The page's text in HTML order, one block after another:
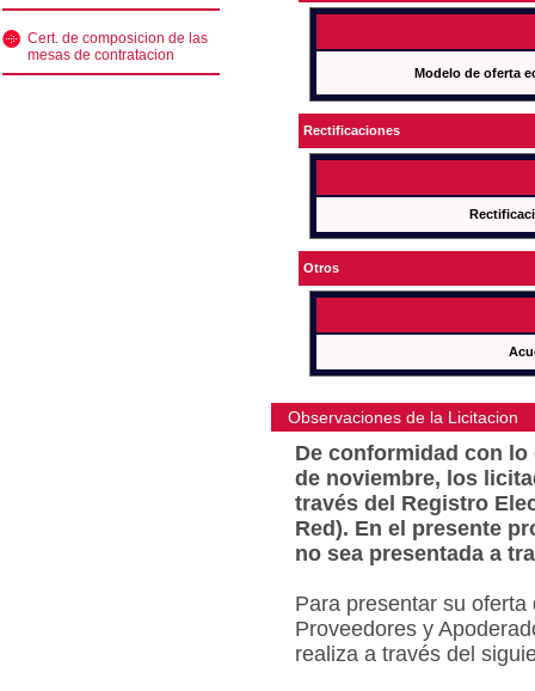
Cert. de composicion de las
mesas de contratacion
Modelo de oferta
Rectificaciones
Otros
Observaciones de la Licitacion
De conformidad con lo
de noviembre, los
través del Registro
Red). En el presente
no sea presentada a
Para presentar su
Proveedores y
realiza a través del